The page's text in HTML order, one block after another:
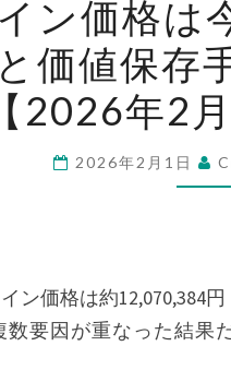
ッ
ト
コ
イ
ン
価
後
ど
ン価格は
価値保存
【2026年2
2026年2月1日
ン価格は約12,070,384円
数要因が重なった結果